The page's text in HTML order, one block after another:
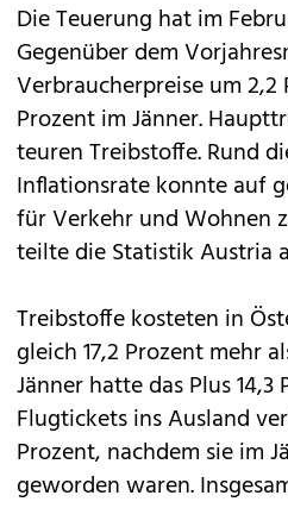
Die Teuerung hat im
Gegenüber dem
Verbraucherpreise um 2,2
Prozent im Jänner.
teuren Treibstoffe. Rund
Inflationsrate konnte auf
für Verkehr und Wohnen
teilte die Statistik Austria
Treibstoffe kosteten in
gleich 17,2 Prozent mehr
Jänner hatte das Plus
Flugtickets ins Ausland
Prozent, nachdem sie im
geworden waren.